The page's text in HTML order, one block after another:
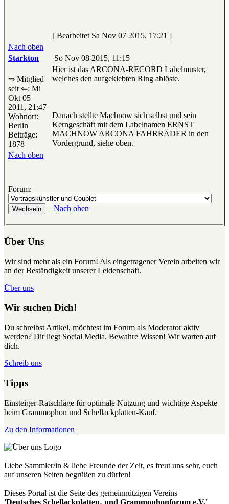
[ Bearbeitet Sa Nov 07 2015, 17:21 ]
Nach oben
Starkton
So Nov 08 2015, 11:15
⇒ Mitglied
seit ⇐: Mi
Okt 05
2011, 21:47
Wohnort:
Berlin
Beiträge:
1878
Hier ist das ARCONA-RECORD Labelmuster,
welches den aufgeklebten Ring ablöste.
Danach stellte Machnow sich selbst und sein
Kerngeschäft mit dem Labelnamen ERNST
MACHNOW ARCONA FAHRRÄDER in den
Vordergrund, siehe oben.
Nach oben
Forum:
Nach oben
Über Uns
Wir sind mehr als ein Forum! Als eingetragener Verein arbeiten wir
an der Beständigkeit unserer Leidenschaft.
Über uns
Wir suchen Dich!
Du schreibst Artikel, möchtest im Forum als Moderator aktiv
werden? Dir liegt Social Media. Bewahre Wissen! Wir warten auf
dich.
Schreib uns
Tipps
Einsteiger-Ratschläge für optimale Nutzung und wichtige Aspekte
beim Grammophon und Schellackplatten-Kauf.
Zu den Informationen
Liebe Sammler/in & liebe Freunde der Zeit, es freut uns sehr, euch
auf unseren Seiten begrüßen zu dürfen!
Dieses Portal ist die Seite des gemeinnützigen Vereins
'Deutsches Schellackplatten- und Grammophonforum e.V.'